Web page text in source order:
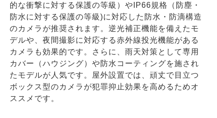
的な衝撃に対する保護の等級）やIP66規格（防塵・
防水に対する保護の等級)に対応した防水・防滴構造
のカメラが推奨されます。逆光補正機能を備えたモ
デルや、夜間撮影に対応する赤外線投光機能がある
カメラも効果的です。さらに、雨天対策として専用
カバー（ハウジング）や防水コーティングを施され
たモデルが人気です。屋外設置では、頑丈で目立つ
ボックス型のカメラが犯罪抑止効果を高めるためオ
ススメです。